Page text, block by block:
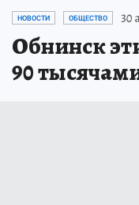
НОВОСТИ ОБЩЕСТВО 30
Обнинск
90